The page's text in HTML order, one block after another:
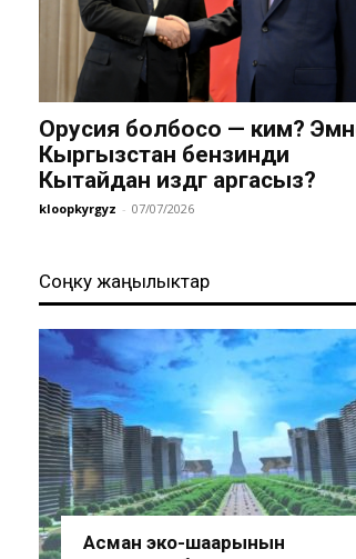
Орусия болбосо — ким?
Кыргызстан бензинди
Кытайдан издөөгө аргасыз?
kloopkyrgyz - 07/07/2026
Соңку жаңылыктар
Асман эко-шаарынын